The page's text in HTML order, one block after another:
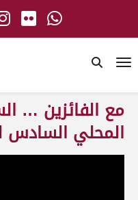
مع الفائزين …
المحلي السادس